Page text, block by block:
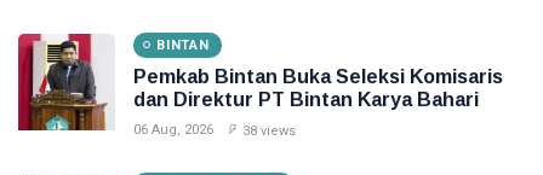
BINTAN
Pemkab Bintan Buka Seleksi Komisaris
dan Direktur PT Bintan Karya Bahari
06 Aug, 2026 38 views